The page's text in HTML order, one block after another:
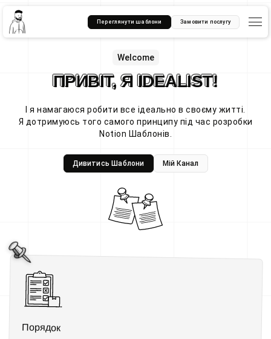
Переглянути шаблони Замовити послугу
Welcome
ПРИВІТ, Я IDEALIST!
І я намагаюся робити все ідеально в своєму житті.
Я дотримуюсь того самого принципу під час розробки
Notion Шаблонів.
Дивитись Шаблони Мій Канал
Порядок